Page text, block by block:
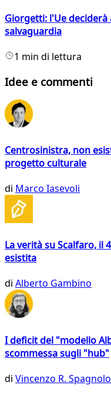
Giorgetti: l'Ue
salvaguardia
1 min di lettura
Idee e commenti
Centrosinistra, non
progetto culturale
di Marco Iasevoli
La verità su Scalfaro, il
esistita
di Alberto Gambino
I deficit del "modello
scommessa sugli "hub"
di Vincenzo R. Spagnolo